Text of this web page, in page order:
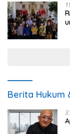
Berita Hukum